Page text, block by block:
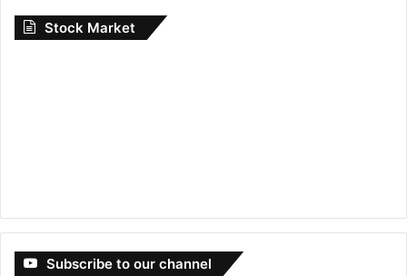
Stock Market
Subscribe to our channel